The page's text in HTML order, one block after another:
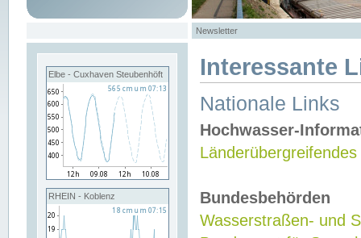
Newsletter
Elbe - Cuxhaven Steubenhöft
RHEIN - Koblenz
Interessante
Nationale Links
Hochwasser-
Bundesbehörden
Wasserstraßen- und